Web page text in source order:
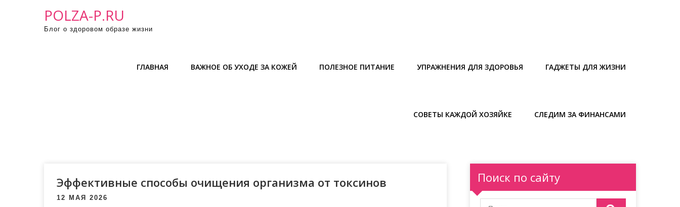
POLZA-P.RU
Блог о здоровом образе жизни
ГЛАВНАЯ ВАЖНОЕ ОБ УХОДЕ ЗА КОЖЕЙ ПОЛЕЗНОЕ ПИТАНИЕ УПРАЖНЕНИЯ ДЛЯ ЗДОРОВЬЯ ГАДЖЕТЫ ДЛЯ ЖИЗНИ
СОВЕТЫ КАЖДОЙ ХОЗЯЙКЕ СЛЕДИМ ЗА ФИНАНСАМИ
Эффективные способы очищения организма от токсинов
12 МАЯ 2026
Поиск по сайту